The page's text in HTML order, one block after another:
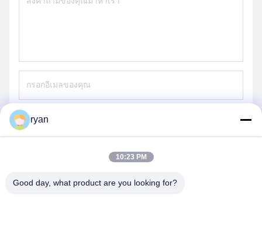
ryan
10:23 PM
Good day, what product are you looking for?